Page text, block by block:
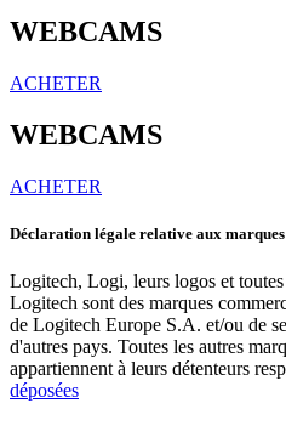
WEBCAMS
ACHETER
WEBCAMS
ACHETER
Déclaration légale relative aux marques
Logitech, Logi, leurs logos et toutes
Logitech sont des marques
de Logitech Europe S.A. et/ou de
d'autres pays. Toutes les autres
appartiennent à leurs détenteurs
déposées